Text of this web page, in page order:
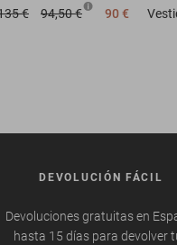
€ 94,50 € 90 €
DEVOLUCIÓN FÁCIL
Devoluciones gratuitas en
hasta 15 días para devolver